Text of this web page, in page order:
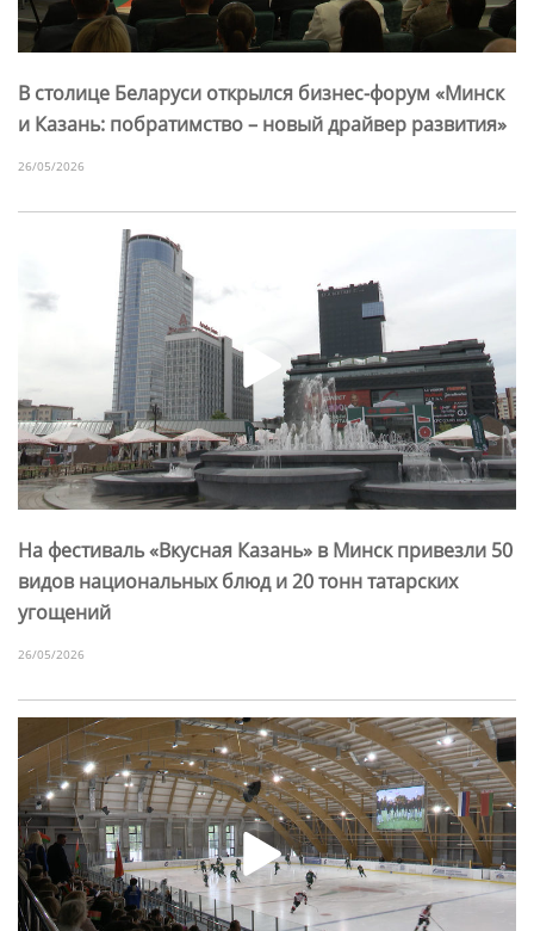
В столице Беларуси открылся бизнес-форум «Минск
и Казань: побратимство – новый драйвер развития»
26/05/2026
На фестиваль «Вкусная Казань» в Минск привезли 50
видов национальных блюд и 20 тонн татарских
угощений
26/05/2026